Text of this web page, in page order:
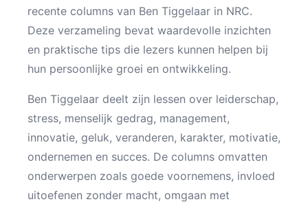
recente columns van Ben Tiggelaar in NRC.
Deze verzameling bevat waardevolle inzichten
en praktische tips die lezers kunnen helpen bij
hun persoonlijke groei en ontwikkeling.
Ben Tiggelaar deelt zijn lessen over leiderschap,
stress, menselijk gedrag, management,
innovatie, geluk, veranderen, karakter, motivatie,
ondernemen en succes. De columns omvatten
onderwerpen zoals goede voornemens, invloed
uitoefenen zonder macht, omgaan met